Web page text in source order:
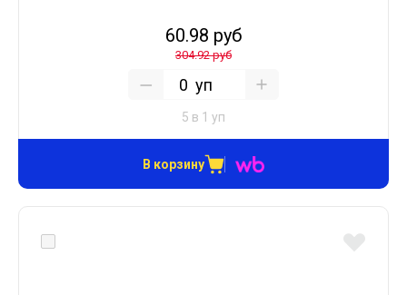
60.98 руб
304.92 руб
уп
5 в 1 уп
В корзину